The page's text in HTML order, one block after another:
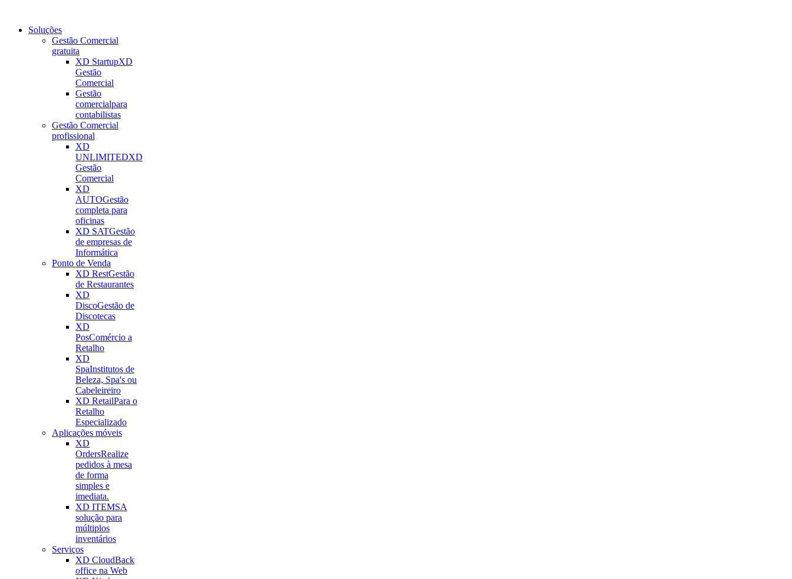
Soluções
Gestão Comercial
gratuita
XD StartupXD
Gestão
Comercial
Gestão
comercialpara
contabilistas
Gestão Comercial
profissional
XD
UNLIMITEDXD
Gestão
Comercial
XD
AUTOGestão
completa para
oficinas
XD SATGestão
de empresas de
Informática
Ponto de Venda
XD RestGestão
de Restaurantes
XD
DiscoGestão de
Discotecas
XD
PosComércio a
Retalho
XD
SpaInstitutos de
Beleza, Spa's ou
Cabeleireiro
XD RetailPara o
Retalho
Especializado
Aplicações móveis
XD
OrdersRealize
pedidos à mesa
de forma
simples e
imediata.
XD ITEMSA
solução para
múltiplos
inventários
Serviços
XD CloudBack
office na Web